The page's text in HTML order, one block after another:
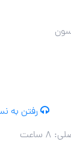
رفتن به
۸ ساعت